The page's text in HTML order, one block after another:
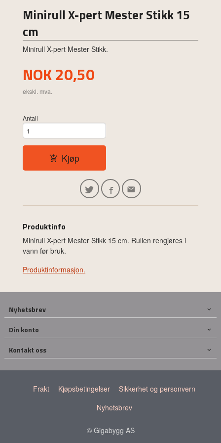
Minirull X-pert Mester Stikk 15
cm
Minirull X-pert Mester Stikk.
Pris
NOK20,50
ekskl. mva.
Antall
Kjøp
Produktinfo
Minirull X-pert Mester Stikk 15 cm. Rullen rengjøres i
vann før bruk.
Produktinformasjon.
Nyhetsbrev
Din konto
Kontakt oss
Frakt Kjøpsbetingelser
Sikkerhet og personvern
Nyhetsbrev
© Gigabygg AS